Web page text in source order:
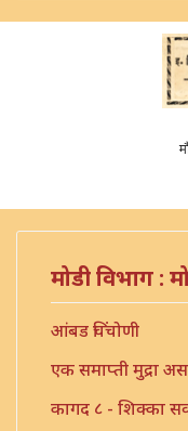
मोडी विभाग :
आंबड चिंचोणी
एक समाप्ती मुद्रा
कागद ८ - शिक्का